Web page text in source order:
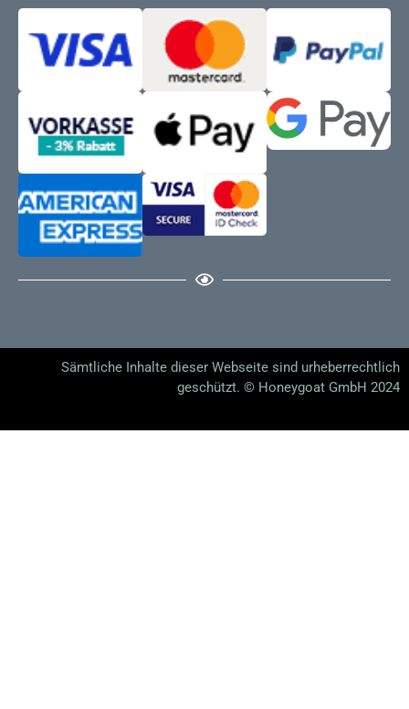
Sämtliche Inhalte dieser Webseite sind urheberrechtlich
geschützt. © Honeygoat GmbH 2024